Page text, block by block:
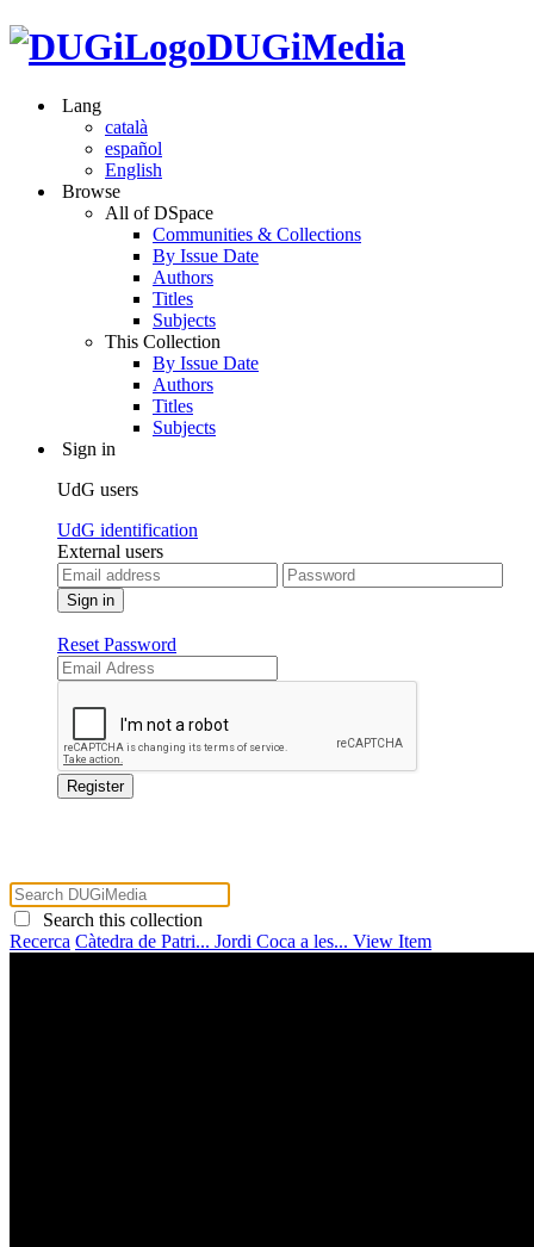
DUGiMedia
Lang
català
español
English
Browse
All of DSpace
Communities & Collections
By Issue Date
Authors
Titles
Subjects
This Collection
By Issue Date
Authors
Titles
Subjects
Sign in
UdG users
UdG identification
External users
Reset Password
Search this collection
Recerca Càtedra de Patri... Jordi Coca a les... View Item